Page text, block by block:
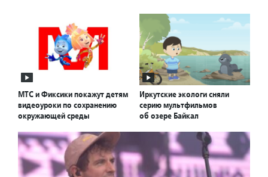
МТС и Фиксики покажут детям
видеоуроки по сохранению
окружающей среды
Иркутские экологи сняли
серию мультфильмов
об озере Байкал